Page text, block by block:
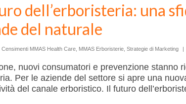
dell’erboristeria: una
del naturale
Censimenti MMAS Health Care MMAS Erboristerie Strategie di Marketing
nuovi consumatori e prevenzione stanno
Per le aziende del settore si apre una
del canale erboristico. Il futuro